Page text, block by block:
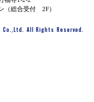
（総合受付 2F）
All Rights Reserved.